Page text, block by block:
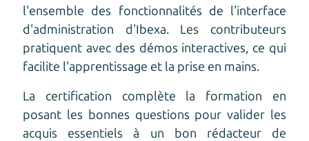
l'ensemble des fonctionnalités de l'interface
d'administration d'Ibexa. Les contributeurs
pratiquent avec des démos interactives, ce qui
facilite l'apprentissage et la prise en mains.
La certification complète la formation en
posant les bonnes questions pour valider les
acquis essentiels à un bon rédacteur de